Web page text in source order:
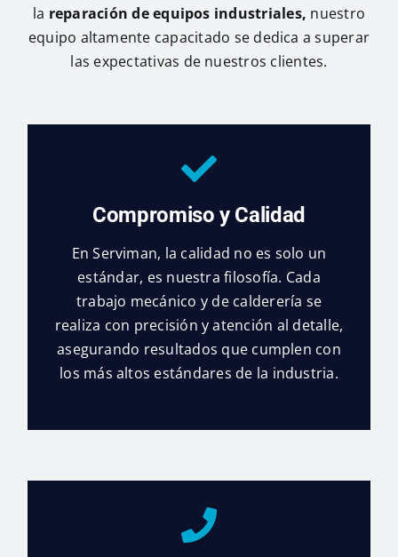
la reparación de equipos industriales, nuestro
equipo altamente capacitado se dedica a superar
las expectativas de nuestros clientes.
Compromiso y Calidad
En Serviman, la calidad no es solo un
estándar, es nuestra filosofía. Cada
trabajo mecánico y de calderería se
realiza con precisión y atención al detalle,
asegurando resultados que cumplen con
los más altos estándares de la industria.